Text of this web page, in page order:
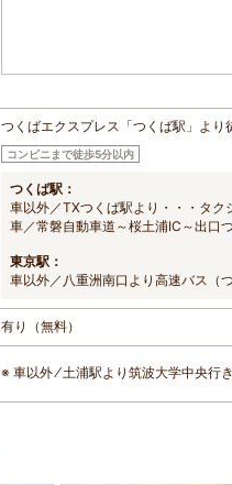
つくばエクスプレス「つくば駅」より
コンビニまで徒歩5分以内
つくば駅：
車以外／TXつくば駅より・・・タ
車／常磐自動車道～桜土浦IC～出口
東京駅：
車以外／八重洲南口より高速バス（
有り（無料）
※ 車以外 ⁄ 土浦駅より筑波大学中央行